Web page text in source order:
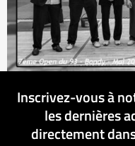
Inscrivez-vous à
les dernières
directement